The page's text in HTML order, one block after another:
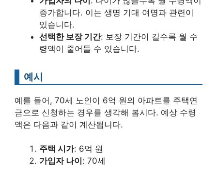
증가합니다. 이는 생명 기대 여명과 관련이
있습니다.
선택한 보장 기간: 보장 기간이 길수록 월 수
령액이 줄어들 수 있습니다.
예시
예를 들어, 70세 노인이 6억 원의 아파트를 주택연
금으로 신청하는 경우를 생각해 봅시다. 예상 수령
액은 다음과 같이 계산됩니다.
주택 시가: 6억 원
가입자 나이 : 70세